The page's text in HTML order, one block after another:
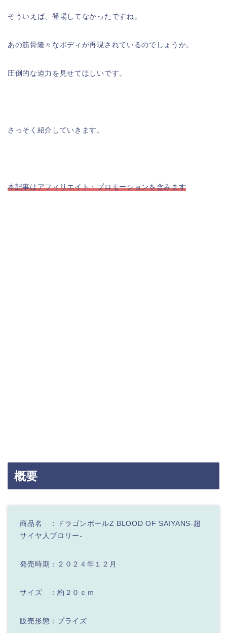
そういえば、登場してなかったですね。
あの筋骨隆々なボディが再現されているのでしょうか。
圧倒的な迫力を見せてほしいです。
さっそく紹介していきます。
本記事はアフィリエイト・プロモーションを含みます
概要
商品名 ：ドラゴンボールZ BLOOD OF SAIYANS-超
サイヤ人ブロリー-
発売時期：２０２４年１２月
サイズ ：約２０ｃｍ
販売形態：プライズ